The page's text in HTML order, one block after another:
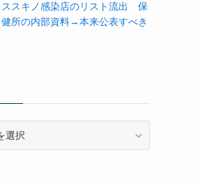
ススキノ感染店のリスト流出 保
健所の内部資料→本来公表すべき